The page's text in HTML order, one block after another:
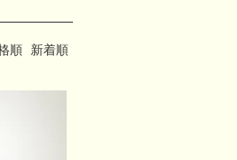
順 新着順